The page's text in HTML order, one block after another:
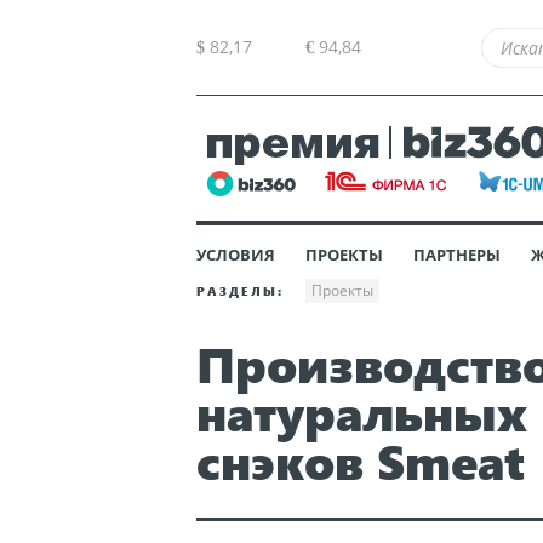
$ 82,17 € 94,84
УСЛОВИЯ ПРОЕКТЫ ПАРТНЕРЫ
РАЗДЕЛЫ: Проекты
снэков Smeat